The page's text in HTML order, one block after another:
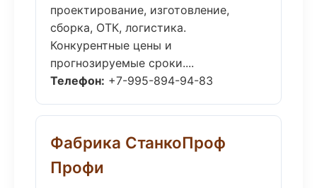
проектирование, изготовление,
сборка, ОТК, логистика.
Конкурентные цены и
прогнозируемые сроки....
Телефон: +7-995-894-94-83
Фабрика СтанкоПроф
Профи